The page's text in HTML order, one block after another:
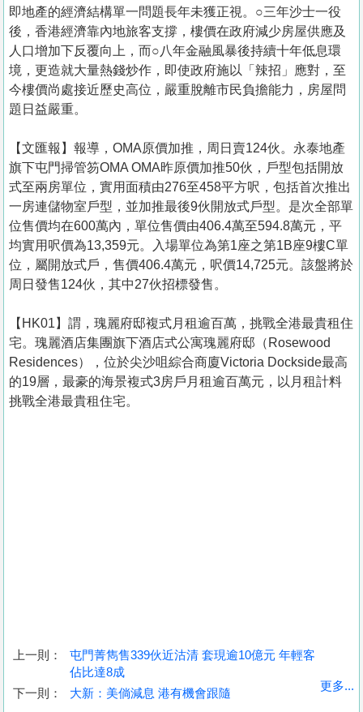
收
即地產的經濟結構單一問題長年未獲正視。○三年沙士一役
後，香港經濟靠內地旅客支撐，樓價在政府減少房屋供應及
人口增加下反覆向上，而○八年金融風暴後持續十年低息環
境，更造就大量熱錢炒作，即使政府施以「辣招」應對，至
今樓價尚處接近歷史高位，嚴重脫離市民負擔能力，房屋問
題日益嚴重。
【文匯報】報導，OMA原價加推，周日賣124伙。永泰地產
旗下屯門掃管笏OMA OMA昨原價加推50伙，戶型包括開放
式至兩房單位，實用面積由276至458平方呎，包括首次推出
一房連儲物室戶型，並加推最後9伙開放式戶型。是次全部單
位售價均在600萬內，單位售價由406.4萬至594.8萬元，平
均實用呎價為13,359元。入場單位為第1座之第1B座9樓C單
位，屬開放式戶，售價406.4萬元，呎價14,725元。該盤將於
周日發售124伙，其中27伙招標發售。
【HK01】謂，瑰麗府邸複式月租逾百萬，挑戰全港最貴租住
宅。瑰麗酒店集團旗下酒店式公寓瑰麗府邸（Rosewood
Residences），位於尖沙咀綜合商廈Victoria Dockside最高
的19層，最豪的海景複式3房戶月租逾百萬元，以月租計料
挑戰全港最貴租住宅。
上一則：
屯門菁雋售339伙近沽清 套現逾10億元 年輕客
佔比達8成
下一則：
大新：美倘減息 港有機會跟隨
更多...